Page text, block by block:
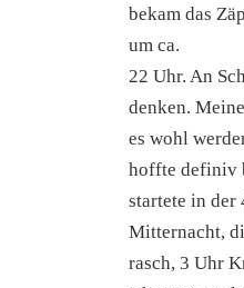
bekam das
um ca.
22 Uhr. An
denken.
es wohl
hoffte definiv
startete in der
Mitternacht,
rasch, 3 Uhr